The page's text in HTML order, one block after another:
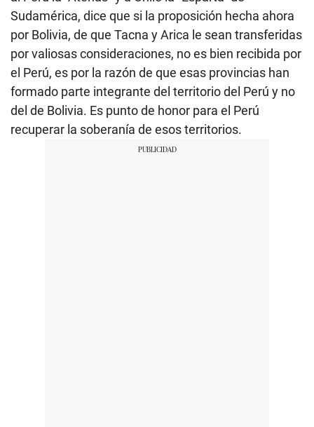
Sudamérica, dice que si la proposición hecha ahora
por Bolivia, de que Tacna y Arica le sean transferidas
por valiosas consideraciones, no es bien recibida por
el Perú, es por la razón de que esas provincias han
formado parte integrante del territorio del Perú y no
del de Bolivia. Es punto de honor para el Perú
recuperar la soberanía de esos territorios.